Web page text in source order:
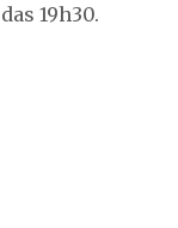
19h30.